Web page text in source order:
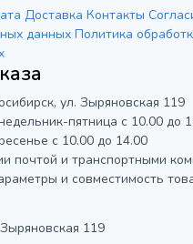
Доставка Контакты
данных Политика
ул. Зыряновская 119
пятница с 10.00 до
с 10.00 до 14.00
почтой и транспортными
и совместимость
119